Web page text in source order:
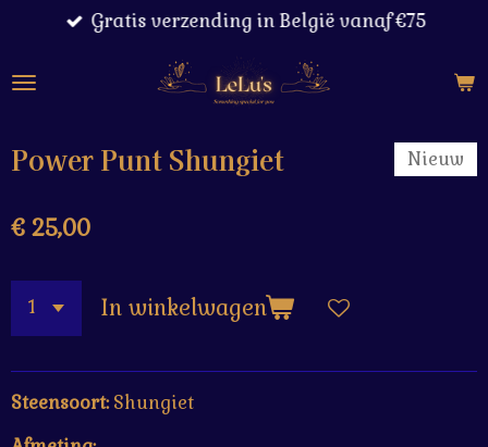
naar
Gratis verzending in België vanaf €75
Power Punt Shungiet Nieuw
€ 25,00
In winkelwagen
Steensoort:Shungiet